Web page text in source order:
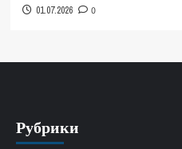
01.07.2026 0
Рубрики